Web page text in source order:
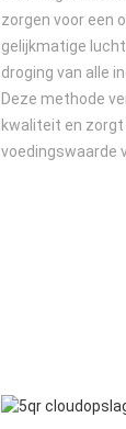
zorgen voor een
gelijkmatige
droging van alle
Deze methode
kwaliteit en zorgt
voedingswaarde